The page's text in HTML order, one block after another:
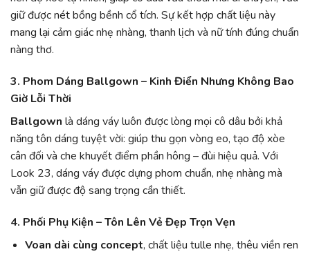
giữ được nét bồng bềnh cổ tích. Sự kết hợp chất liệu này
mang lại cảm giác nhẹ nhàng, thanh lịch và nữ tính đúng chuẩn
nàng thơ.
3. Phom Dáng Ballgown – Kinh Điển Nhưng Không Bao
Giờ Lỗi Thời
Ballgown là dáng váy luôn được lòng mọi cô dâu bởi khả
năng tôn dáng tuyệt vời: giúp thu gọn vòng eo, tạo độ xòe
cân đối và che khuyết điểm phần hông – đùi hiệu quả. Với
Look 23, dáng váy được dựng phom chuẩn, nhẹ nhàng mà
vẫn giữ được độ sang trọng cần thiết.
4. Phối Phụ Kiện – Tôn Lên Vẻ Đẹp Trọn Vẹn
Voan dài cùng concept, chất liệu tulle nhẹ, thêu viền ren